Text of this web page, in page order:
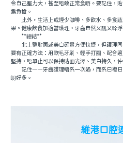
令自己壓力大，甚至唔敢正常食嘢。要記住，
爲負擔。
此外，生活上戒煙少咖啡、多飲水、多食蔬
果。健康飲食加適當護理，牙齒自然又靓又幹淨
**總結**
北上整貼面或美白確實方便快捷，但護理同
要有正確方法：用軟毛牙刷、輕手打圈、配合
堅持，唔單止可以保持貼面光澤、美白持久，
記住——牙齒護理唔系一次過，而系日複日
朗好多。
維港口腔